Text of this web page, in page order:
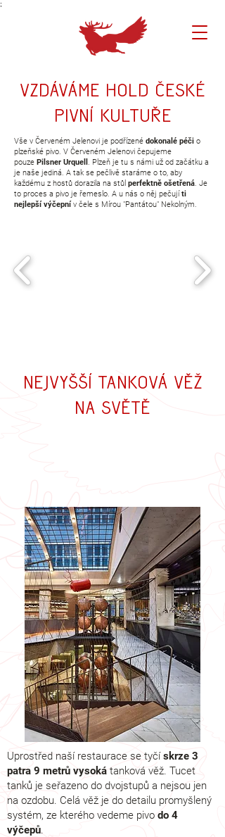
;
Vzdáváme hold české
pivní kultuře
Vše v Červeném Jelenovi je podřízené dokonalé péči o
plzeňské pivo. V Červeném Jelenovi čepujeme
pouze Pilsner Urquell . Plzeň je tu s námi už od začátku a
je naše jediná. A tak se pečlivě staráme o to, aby
každému z hostů dorazila na stůl perfektně ošetřená. Je
to proces a pivo je řemeslo. A u nás o něj pečujíti
nejlepší výčepnív čele s Mírou "Pantátou" Nekolným.
Nejvyšší tanková věž
na světě
Uprostřed naší restaurace se tyčískrze 3
patra 9 metrů vysoká tanková věž. Tucet
tanků je seřazeno do dvojstupů a nejsou jen
na ozdobu. Celá věž je do detailu promyšlený
systém, ze kterého vedeme pivo do 4
výčepů.